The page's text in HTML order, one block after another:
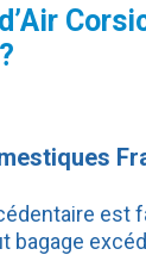
est
bagage